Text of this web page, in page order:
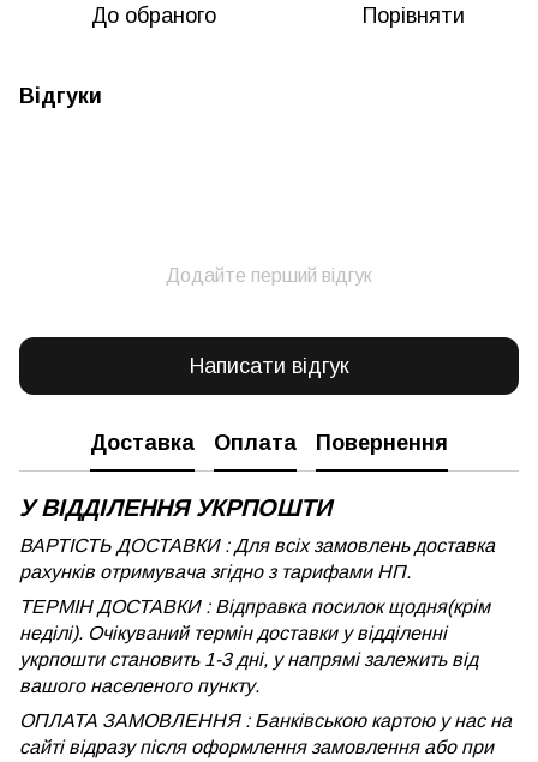
До обраного Порівняти
Відгуки
Додайте перший відгук
Написати відгук
Доставка Оплата Повернення
У ВІДДІЛЕННЯ УКРПОШТИ
ВАРТІСТЬ ДОСТАВКИ : Для всіх замовлень доставка
рахунків отримувача згідно з тарифами НП.
ТЕРМІН ДОСТАВКИ : Відправка посилок щодня(крім
неділі). Очікуваний термін доставки у відділенні
укрпошти становить 1-3 дні, у напрямі залежить від
вашого населеного пункту.
ОПЛАТА ЗАМОВЛЕННЯ : Банківською картою у нас на
сайті відразу після оформлення замовлення або при